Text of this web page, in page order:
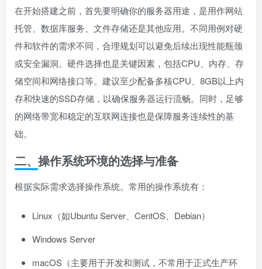
在开始搭建之前，首先要明确你的服务器用途，是用作网站
托管、数据库服务、文件存储还是其他应用。不同用例对硬
件和软件的需求不同，合理规划可以避免后续出现性能瓶颈
或安全漏洞。硬件选择也是关键因素，包括CPU、内存、存
储空间和网络接口等。建议至少配备多核CPU、8GB以上内
存和快速的SSD存储，以确保服务器运行流畅。同时，足够
的网络带宽和稳定的互联网连接也是保障服务连续性的基
础。
二、操作系统环境的选择与准备
根据实际需求选择操作系统。常用的操作系统有：
Linux（如Ubuntu Server、CentOS、Debian）
Windows Server
macOS（主要用于开发和测试，不常用于正式生产环